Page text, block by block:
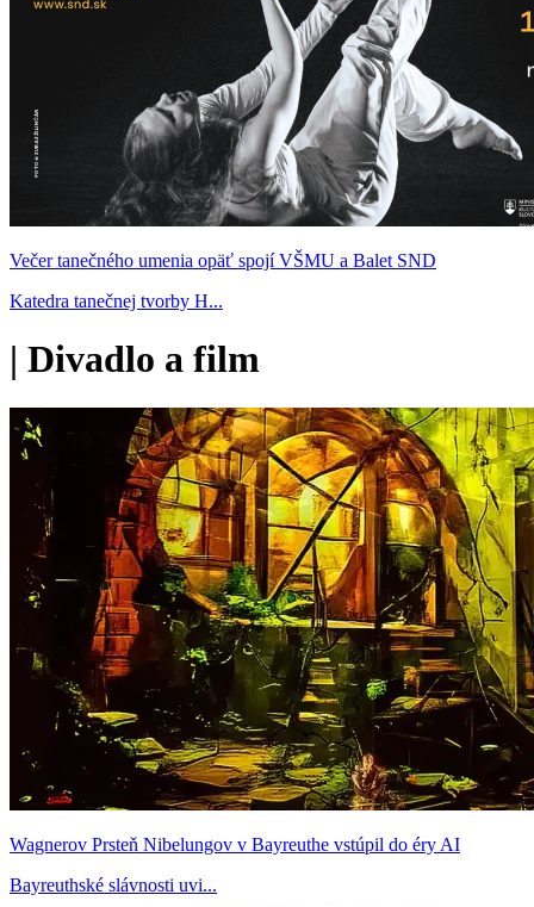
Večer tanečného umenia opäť spojí VŠMU a Balet SND
Katedra tanečnej tvorby H...
| Divadlo a film
Wagnerov Prsteň Nibelungov v Bayreuthe vstúpil do éry AI
Bayreuthské slávnosti uvi...